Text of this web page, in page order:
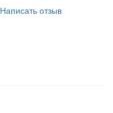
Написать отзыв